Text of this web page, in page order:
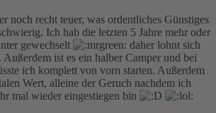
noch recht teuer, was ordentliches Günstiges
Ich hab die letzten 5 Jahre mehr oder
gewechselt
daher lohnt sich
ist es ein halber Camper und bei
ich komplett von vorn starten. Außerdem
Wert, alleine der Geruch nachdem ich
mal wieder eingestiegen bin